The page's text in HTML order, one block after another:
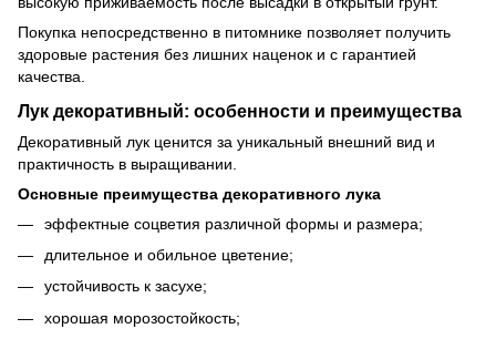
Покупка непосредственно в питомнике позволяет получить
здоровые растения без лишних наценок и с гарантией
качества.
Лук декоративный: особенности и преимущества
Декоративный лук ценится за уникальный внешний вид и
практичность в выращивании.
Основные преимущества декоративного лука
эффектные соцветия различной формы и размера;
длительное и обильное цветение;
устойчивость к засухе;
хорошая морозостойкость;